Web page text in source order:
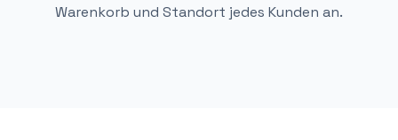
Warenkorb und Standort jedes Kunden an.